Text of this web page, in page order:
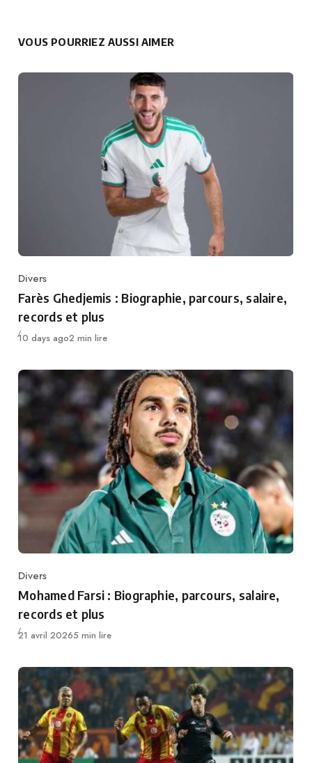
VOUS POURRIEZ AUSSI AIMER
Category
Divers
Farès Ghedjemis : Biographie, parcours, salaire,
records et plus
Publié
10 days ago2 min lire
Category
Divers
Mohamed Farsi : Biographie, parcours, salaire,
records et plus
Publié
21 avril 20265 min lire